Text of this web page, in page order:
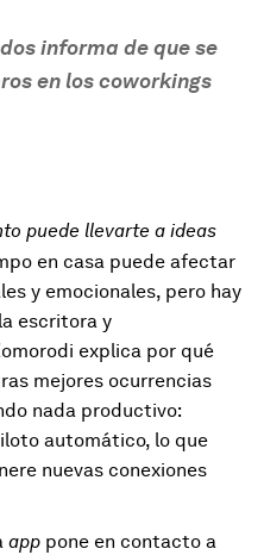
informa de que se
en loscoworkings
puede llevarte a ideas
en casa puede afectar
y emocionales, pero hay
escritora y
explica por qué
mejores ocurrencias
nada productivo:
automático, lo que
nuevas conexiones
app pone en contacto a